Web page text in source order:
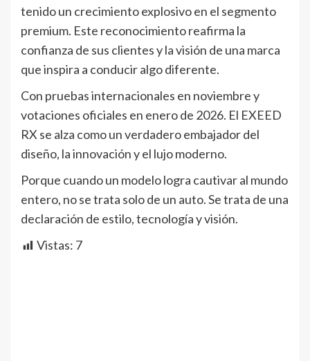
tenido un crecimiento explosivo en el segmento
premium. Este reconocimiento reafirma la
confianza de sus clientes y la visión de una marca
que inspira a conducir algo diferente.
Con pruebas internacionales en noviembre y
votaciones oficiales en enero de 2026. El EXEED
RX se alza como un verdadero embajador del
diseño, la innovación y el lujo moderno.
Porque cuando un modelo logra cautivar al mundo
entero, no se trata solo de un auto. Se trata de una
declaración de estilo, tecnología y visión.
Vistas: 7